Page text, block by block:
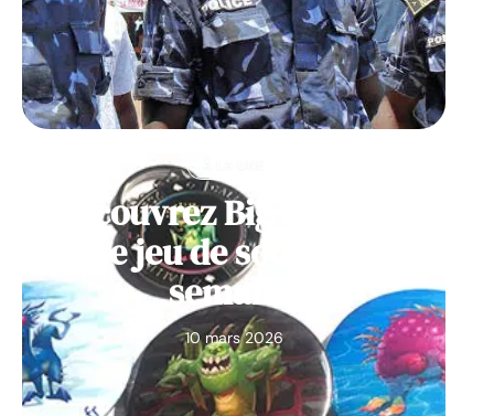
Découvrez Big Monster,
notre jeu de société de la
semaine
10 mars 2026